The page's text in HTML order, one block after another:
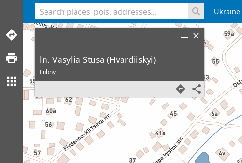
Ukraine
ln. Vasylia Stusa (Hvardiiskyi)
Lubny
<% console.log(hcard) %>